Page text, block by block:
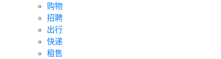
购物
招聘
出行
快递
租售